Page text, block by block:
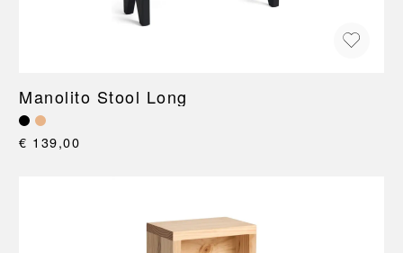
Manolito Stool Long
€ 139,00